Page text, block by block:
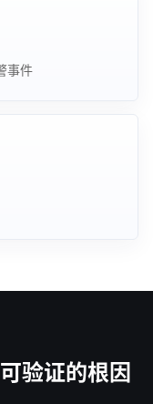
事件
验证的根因